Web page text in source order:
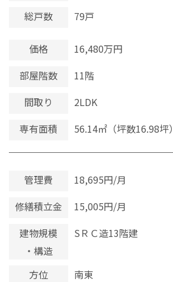
総戸数
79戸
価格
16,480万円
部屋階数
11階
間取り
2LDK
専有面積
56.14㎡（坪数16.98坪）
管理費
18,695円/月
修繕積立金
15,005円/月
建物規模
・構造
SＲＣ造13階建
方位
南東